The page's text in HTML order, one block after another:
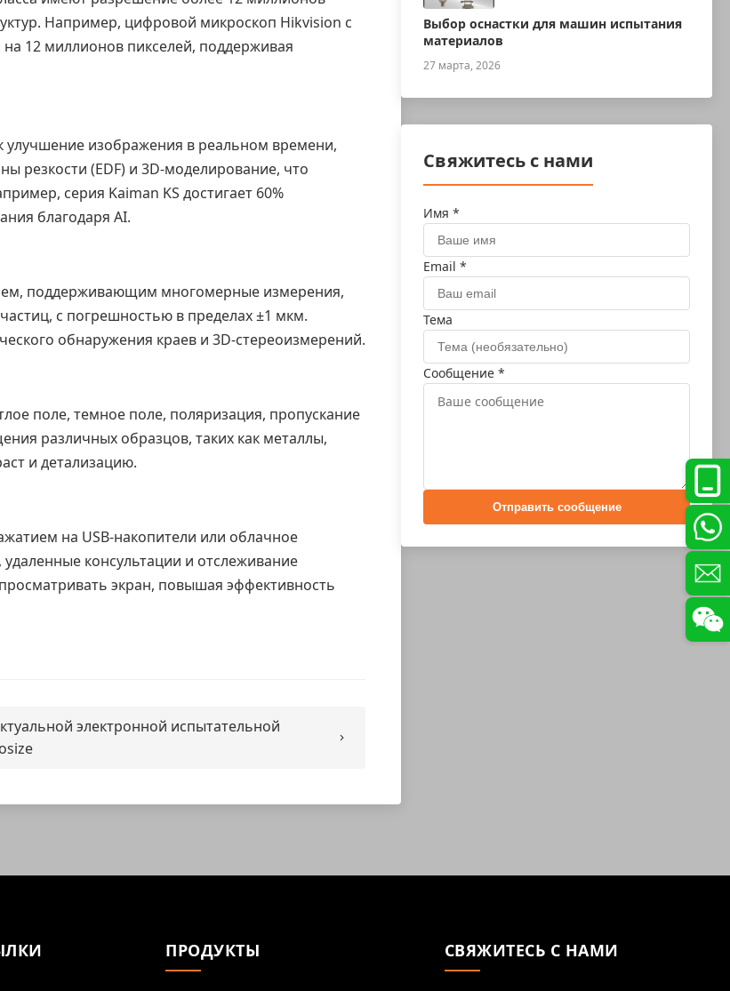
Например, цифровой микроскоп Hikvision с
на 12 миллионов пикселей, поддерживая
улучшение изображения в реальном времени,
резкости (EDF) и 3D-моделирование, что
серия Kaiman KS достигает 60%
благодаря AI.
поддерживающим многомерные измерения,
с погрешностью в пределах ±1 мкм.
обнаружения краев и 3D-стереоизмерений.
поле, темное поле, поляризация, пропускание
различных образцов, таких как металлы,
и детализацию.
на USB-накопители или облачное
консультации и отслеживание
экран, повышая эффективность
электронной испытательной
Выбор оснастки для машин испытания
материалов
27 марта, 2026
Свяжитесь с нами
Имя *
Email *
Тема
Сообщение *
Отправить сообщение
ПРОДУКТЫ СВЯЖИТЕСЬ С НАМИ